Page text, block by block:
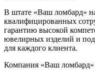
В штате «Ваш ломбард»
квалифицированных
гарантию высокой
ювелирных изделий и
для каждого клиента.
Компания «Ваш